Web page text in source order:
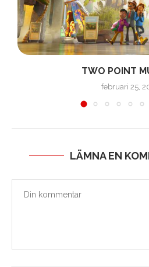
TWO POINT
februari 25,
LÄMNA EN